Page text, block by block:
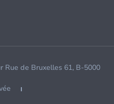
Rue de Bruxelles 61, B-5000